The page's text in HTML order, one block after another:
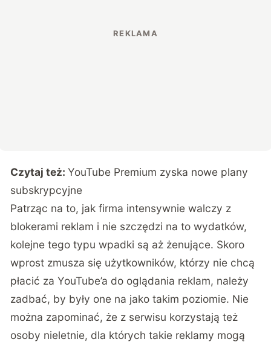
Czytaj też:YouTube Premium zyska nowe plany
subskrypcyjne
Patrząc na to, jak firma intensywnie walczy z
blokerami reklam i nie szczędzi na to wydatków,
kolejne tego typu wpadki są aż żenujące. Skoro
wprost zmusza się użytkowników, którzy nie chcą
płacić za YouTube’a do oglądania reklam, należy
zadbać, by były one na jako takim poziomie. Nie
można zapominać, że z serwisu korzystają też
osoby nieletnie, dla których takie reklamy mogą